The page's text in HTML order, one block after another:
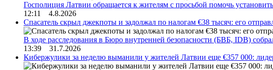
Госполиция Латвии обращается к жителям с просьбой помочь
12:11 4.8.2026
Спасатель скрыл джекпоты и задолжал по налогам €38 тысяч: его
В ходе расследования в Бюро внутренней безопасности (БВБ, IDB)
13:39 31.7.2026
Кибержулики за неделю выманили у жителей Латвии еще €357 000: